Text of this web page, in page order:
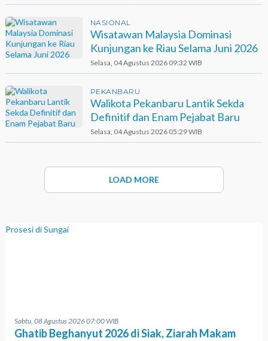
NASIONAL
Wisatawan Malaysia Dominasi
Kunjungan ke Riau Selama Juni 2026
Selasa, 04 Agustus 2026 09:32 WIB
PEKANBARU
Walikota Pekanbaru Lantik Sekda
Definitif dan Enam Pejabat Baru
Selasa, 04 Agustus 2026 05:29 WIB
LOAD MORE
Sabtu, 08 Agustus 2026 07:00 WIB
Ghatib Beghanyut 2026 di Siak, Ziarah Makam